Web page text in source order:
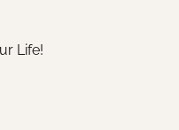
Life!